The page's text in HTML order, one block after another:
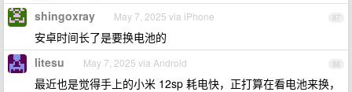
87
shingoxray May 7, 2025 via iPhone
安卓时间长了是要换电池的
88
litesu May 7, 2025 via Android
最近也是觉得手上的小米 12sp 耗电快，正打算在看电池来换，